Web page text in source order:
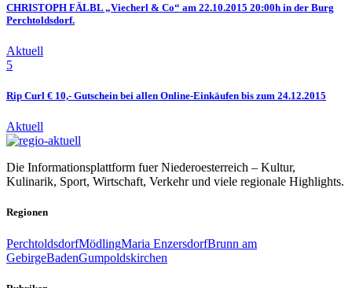
CHRISTOPH FÄLBL „Viecherl & Co“ am 22.10.2015 20:00h in der Burg
Perchtoldsdorf.
Aktuell
5
Rip Curl € 10,- Gutschein bei allen Online-Einkäufen bis zum 24.12.2015
Aktuell
Die Informationsplattform fuer Niederoesterreich – Kultur,
Kulinarik, Sport, Wirtschaft, Verkehr und viele regionale Highlights.
Regionen
PerchtoldsdorfMödlingMaria EnzersdorfBrunn am
GebirgeBadenGumpoldskirchen